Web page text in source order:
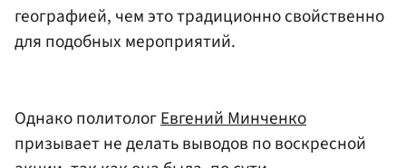
географией, чем это традиционно свойственно
для подобных мероприятий.
Однако политологЕвгений Минченко
призывает не делать выводов по воскресной